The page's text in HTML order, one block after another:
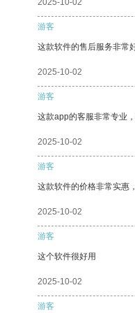
2025-10-02
游客
这款软件的售后服务非常
2025-10-02
游客
这款app的客服非常专业
2025-10-02
游客
这款软件的价格非常实惠
2025-10-02
游客
这个软件很好用
2025-10-02
游客